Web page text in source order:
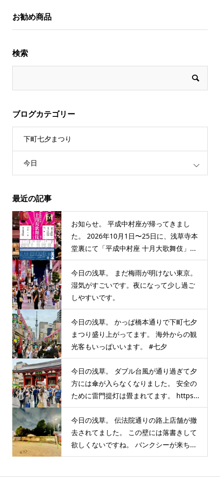
お勧め商品
検索
ブログカテゴリー
下町七夕まつり
今日
最近の記事
お知らせ。 平成中村座が帰ってきまし
た。 2026年10月1日〜25日に、浅草寺本
堂裏にて「平成中村座 十月大歌舞伎」...
今日の浅草。 まだ梅雨が明けない東京。
湿気がすごいです。夜になって少し過ご
しやすいです。
今日の浅草。 かっぱ橋本通りで下町七夕
まつり盛り上がってます。 海外からの観
光客もいっぱいいます。 #七夕
今日の浅草。 ダブル台風が通り過ぎて夕
方には傘が入らなくなりました。 安全の
ために雷門提灯は畳まれてます。 https...
今日の浅草。 伝法院通りの路上店舗が撤
去されてました。 この壁には落書きして
欲しくないですね。 バンクシーが来ち...